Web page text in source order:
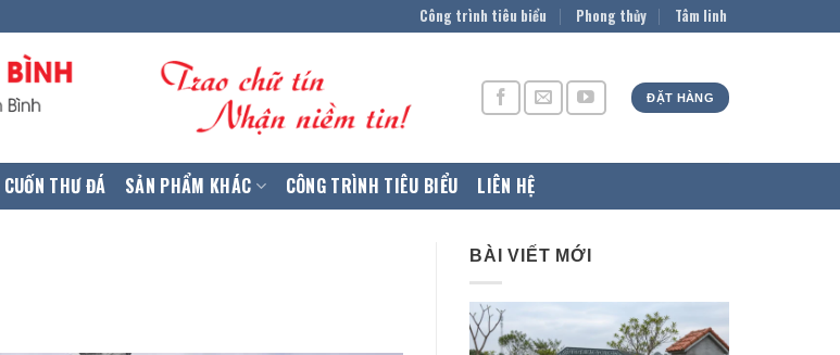
Công trình tiêu biểu Phong thủy Tâm linh
ĐẶT HÀNG
CUỐN THƯ ĐÁ SẢN PHẨM KHÁC CÔNG TRÌNH TIÊU BIỂU LIÊN HỆ
BÀI VIẾT MỚI